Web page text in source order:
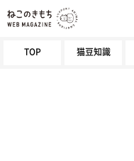
TOP 猫豆知識